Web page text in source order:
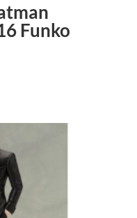
Funko